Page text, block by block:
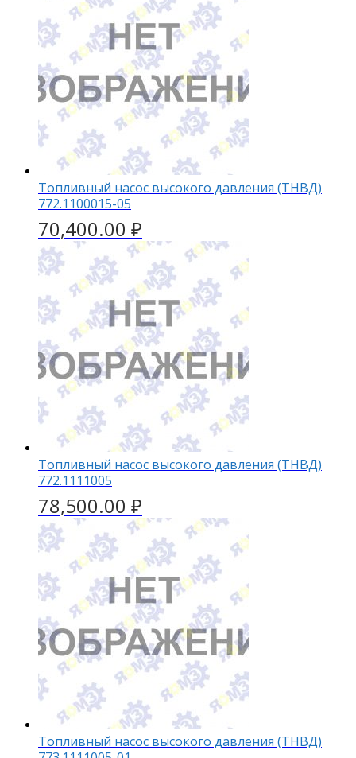
Топливный насос высокого давления (ТНВД)
772.1100015-05
70,400.00 ₽
Топливный насос высокого давления (ТНВД)
772.1111005
78,500.00 ₽
Топливный насос высокого давления (ТНВД)